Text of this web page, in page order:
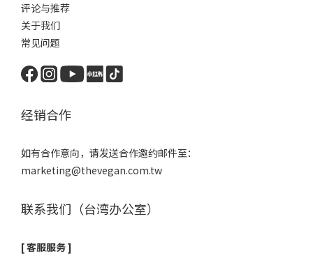
评论与推荐
关于我们
常见问题
经销合作
如有合作意向，请发送合作邀约邮件至：
marketing@thevegan.com.tw
联系我们（台湾办公室）
[ 客服服务 ]